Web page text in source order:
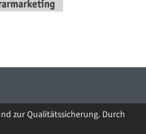
zur Qualitätssicherung. Durch